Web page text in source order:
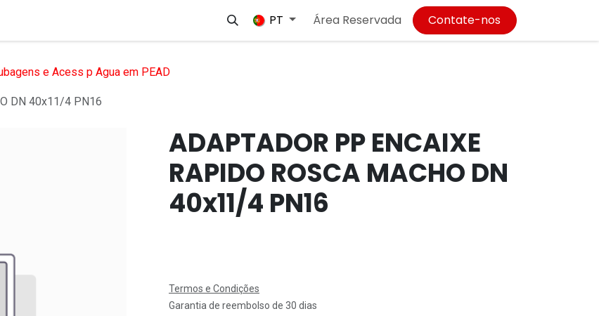
Empregos
PT Área Reservada Contate-nos
e Acess p Agua em PEAD
DN 40x11/4 PN16
ADAPTADOR PP ENCAIXE
RAPIDO ROSCA MACHO DN
40x11/4 PN16
Termos e Condições
Garantia de reembolso de 30 dias